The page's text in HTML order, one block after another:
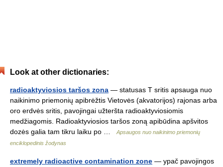
Look at other dictionaries:
radioaktyviosios taršos zona — statusas T sritis apsauga nuo
naikinimo priemonių apibrėžtis Vietovės (akvatorijos) rajonas arba
oro erdvės sritis, pavojingai užteršta radioaktyviosiomis
medžiagomis. Radioaktyviosios taršos zoną apibūdina apšvitos
dozės galia tam tikru laiku po …
Apsaugos nuo naikinimo priemonių
enciklopedinis žodynas
extremely radioactive contamination zone — ypač pavojingos